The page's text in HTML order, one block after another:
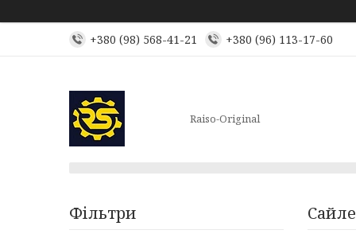
+380 (98) 568-41-21 +380 (96) 113-17-60
Raiso-Original
Фільтри